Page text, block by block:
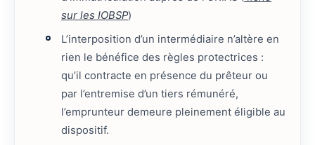
sur les IOBSP)
L’interposition d’un intermédiaire n’altère en
rien le bénéfice des règles protectrices :
qu’il contracte en présence du prêteur ou
par l’entremise d’un tiers rémunéré,
l’emprunteur demeure pleinement éligible au
dispositif.